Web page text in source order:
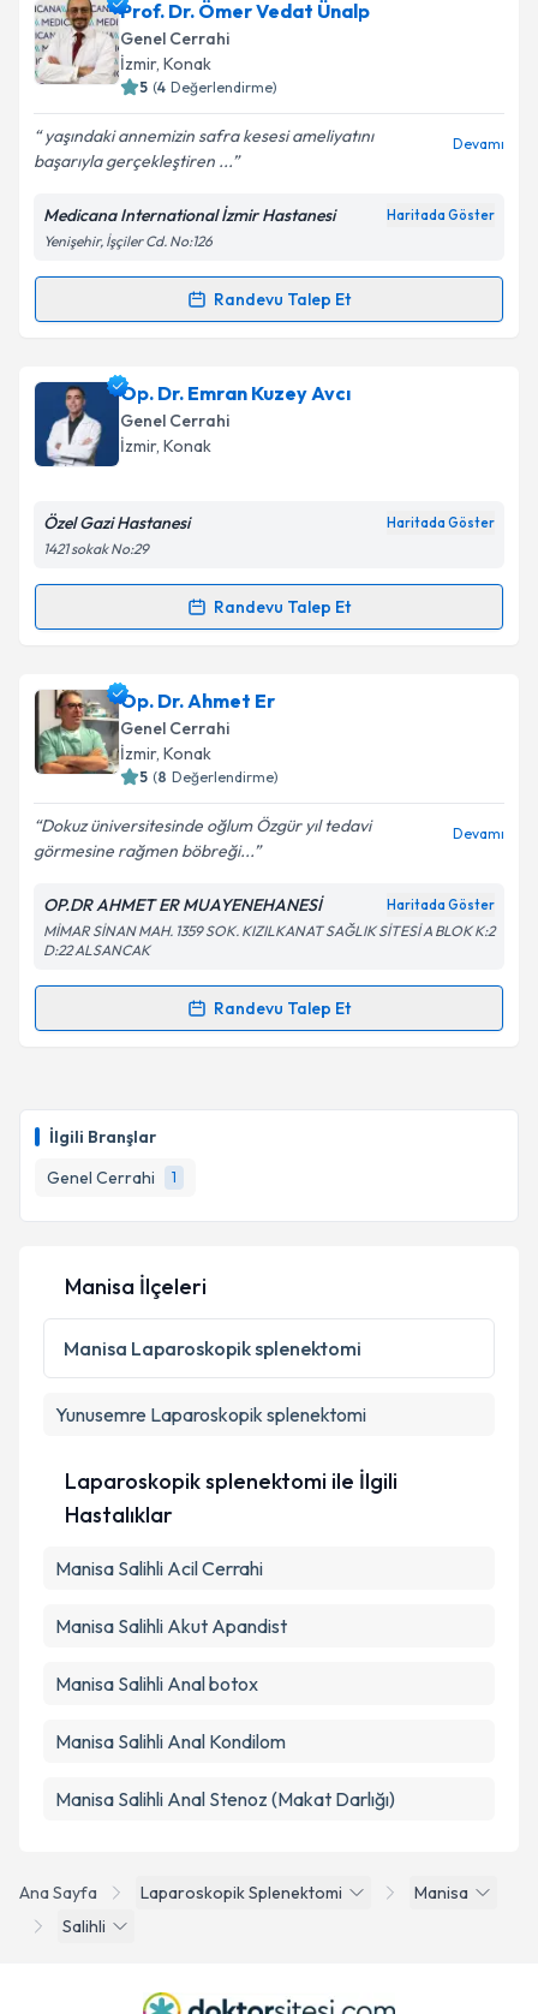
İlgili Branşlar
Genel Cerrahi
1
Op. Dr. Enver Tekiniçin randevu takvimi talebi
oluşturun. Size bu uzmandan randevu almanız için bir
takvim hazırlandığında e-posta ile bilgilendireceğiz.
Kişisel verilerimin işlenmesine ilişkin
Aydınlatma
Metni'ni okudum ve kişisel verilerimin belirtilen
kapsamda işlenmesini kabul ediyorum.
Prof. Dr. Ömer Vedat Ünalp
Genel Cerrahi
İzmir, Konak
5 (4 Değerlendirme)
yaşındaki annemizin safra kesesi ameliyatını
başarıyla gerçekleştiren ...
Devamı
Medicana International İzmir Hastanesi Haritada Göster
Yenişehir, İşçiler Cd. No:126
Randevu Talep Et
Randevu Takvimi Talebi
Prof. Dr. Ömer Vedat Ünalpiçin randevu takvimi
talebi oluşturun. Size bu uzmandan randevu almanız
için bir takvim hazırlandığında e-posta ile
bilgilendireceğiz.
Kişisel verilerimin işlenmesine ilişkinAydınlatma
kapsamda işlenmesini kabul ediyorum.
Takvim Talebini Gönder
Op. Dr. Emran Kuzey Avcı
Genel Cerrahi
İzmir, Konak
Özel Gazi Hastanesi Haritada Göster
1421 sokak No:29
Randevu Talep Et
Randevu Takvimi Talebi
Op. Dr. Emran Kuzey Avcı
oluşturun. Size bu uzmandan randevu almanız için bir
takvim hazırlandığında e-posta ile bilgilendireceğiz.
Kişisel verilerimin işlenmesine ilişkin
Aydınlatma
Metni'ni okudum ve kişisel verilerimin belirtilen
kapsamda işlenmesini kabul ediyorum.
Takvim Talebini Gönder
Op. Dr. Ahmet Er
Genel Cerrahi
İzmir, Konak
5 (8 Değerlendirme)
Dokuz üniversitesinde oğlum Özgür yıl tedavi
görmesine rağmen böbreği...
Devamı
OP.DR AHMET ER MUAYENEHANESİ Haritada Göster
MİMAR SİNAN MAH. 1359 SOK. KIZILKANAT SAĞLIK SİTESİ A BLOK K:2
D:22 ALSANCAK
Randevu Talep Et
Randevu Takvimi Talebi
takvim hazırlandığında e-posta ile bilgilendireceğiz.
E-posta Adresiniz
Kişisel verilerimin işlenmesine ilişkinAydınlatma
Metni
'ni okudum ve kişisel verilerimin belirtilen
kapsamda işlenmesini kabul ediyorum.
Ana Sayfa Laparoskopik Splenektomi
Manisa
Salihli
Manisa İlçeleri
Manisa Laparoskopik splenektomi
Yunusemre Laparoskopik splenektomi
Laparoskopik splenektomi ile İlgili
Hastalıklar
Manisa Salihli Acil Cerrahi
Manisa Salihli Akut Apandist
Manisa Salihli Anal botox
Manisa Salihli Anal Kondilom
Manisa Salihli Anal Stenoz (Makat Darlığı)